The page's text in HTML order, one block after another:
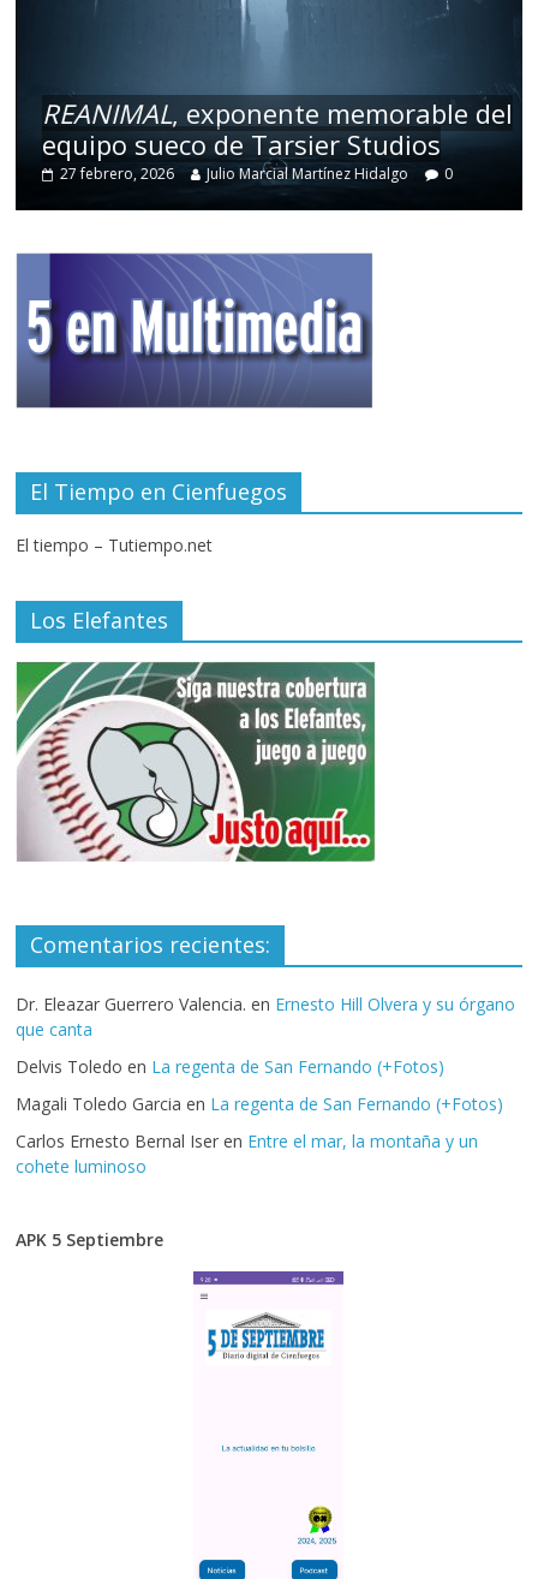
REANIMAL, exponente memorable del
equipo sueco de Tarsier Studios
27 febrero, 2026 Julio Marcial Martínez Hidalgo 0
El Tiempo en Cienfuegos
El tiempo – Tutiempo.net
Los Elefantes
Comentarios recientes:
Dr. Eleazar Guerrero Valencia. en Ernesto Hill Olvera y su órgano
que canta
Delvis Toledo en La regenta de San Fernando (+Fotos)
Magali Toledo Garcia en La regenta de San Fernando (+Fotos)
Carlos Ernesto Bernal Iser en Entre el mar, la montaña y un
cohete luminoso
APK 5 Septiembre